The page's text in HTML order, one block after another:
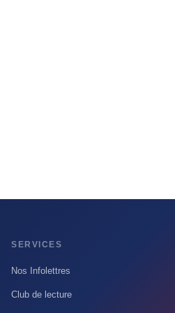
SERVICES
Nos Infolettres
Club de lecture